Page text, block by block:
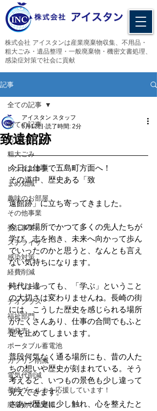
​株式会社 アイスタンは産業廃棄物収集、不用品・
粗大ごみ・遺品整理・一般廃棄物・機密文書処理、
感染症対策で社会に貢献
記事
全ての記事
お知らせ
粗大ごみ
レンタル事業
まめ知識
趣味のお部屋
その他事業
委託事業
ステライザ
感染対策
経費削減
ナノゾーン
デオグラス
福祉部門
新発売
ポータブル蓄電池
ガソリン削減
電気代削減
長崎ヴェルカを応援しています！
廃棄物収集運搬
全ての記事
致遠館跡
アイスタン スタッフ
5月12日 読了時間: 2分
今日は仕事で五島町方面へ！
その道中、歴史ある「致
遠館跡」に立ち寄ってきました。
今この場所でかつて多くの先人たちが
学び、志を抱き、未来へ向かって歩ん
でいったのかと思うと、なんとも言え
ない気持ちになります。
時代は違っても、「学ぶ」ということ
の大切さは変わりませんね。長崎の街
には、こうした歴史を感じられる場所
がたくさんあり、仕事の合間でもふと
足を止めてしまいます。
普段何気なく通る場所にも、昔の人た
ちの想いや歴史が刻まれている。そう
考えると、いつもの景色も少し違って
見えてきます。
さあー歴史に少し触れ、心を整えたと